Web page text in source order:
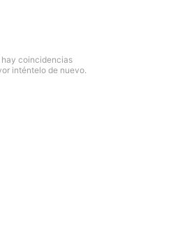
hay coincidencias
inténtelo de nuevo.